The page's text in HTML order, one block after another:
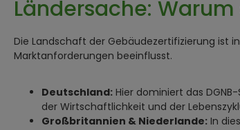
Ländersache:
Die Landschaft der Gebäudezertifizierung ist
Marktanforderungen beeinflusst.
Deutschland: Hier dominiert das
der Wirtschaftlichkeit und der
Großbritannien & Niederlande: In